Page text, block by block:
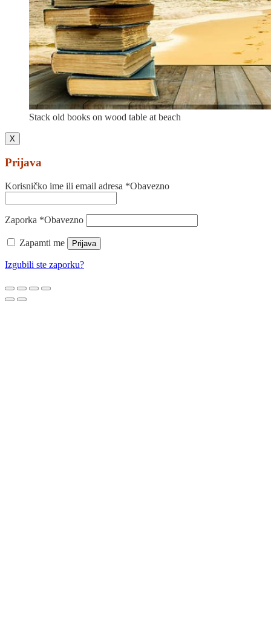
Stack old books on wood table at beach
X
Prijava
Korisničko ime ili email adresa *Obavezno
Zaporka *Obavezno
Zapamti me Prijava
Izgubili ste zaporku?